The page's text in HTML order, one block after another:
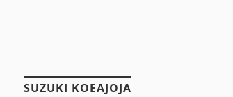
SUZUKI KOEAJOJA